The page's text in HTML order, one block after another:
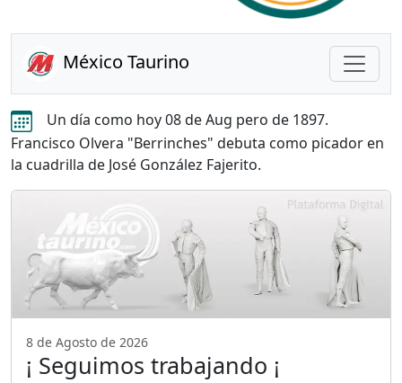
México Taurino
Un día como hoy 08 de Aug pero de 1897.
Francisco Olvera "Berrinches" debuta como picador en
la cuadrilla de José González Fajerito.
8 de Agosto de 2026
¡ Seguimos trabajando ¡